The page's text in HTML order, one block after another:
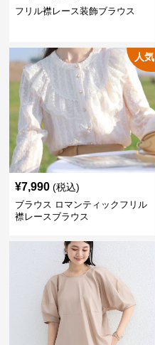
フリル襟レース装飾ブラウス
人気
¥7,990 (税込)
ブラウス ロマンティックフリル
襟レースブラウス